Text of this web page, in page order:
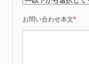
お問い合わせ本文*